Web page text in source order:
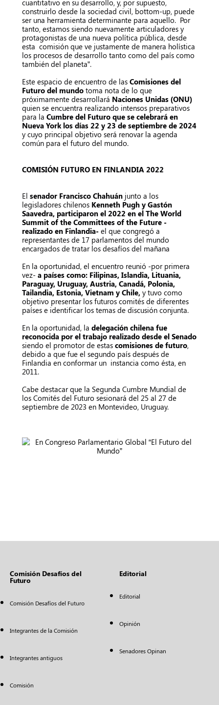
cuantitativo en su desarrollo, y, por supuesto,
construirlo desde la sociedad civil, bottom-up, puede
ser una herramienta determinante para aquello. Por
tanto, estamos siendo nuevamente articuladores y
protagonistas de una nueva política pública, desde
esta comisión que ve justamente de manera holística
los procesos de desarrollo tanto como del país como
también del planeta”.
Este espacio de encuentro de las Comisiones del
Futuro del mundo toma nota de lo que
próximamente desarrollará Naciones Unidas (ONU)
quien se encuentra realizando intensos preparativos
para la Cumbre del Futuro que se celebrará en
Nueva York los días 22 y 23 de septiembre de 2024
y cuyo principal objetivo será renovar la agenda
común para el futuro del mundo.
COMISIÓN FUTURO EN FINLANDIA 2022
El senador Francisco Chahuán junto a los
legisladores chilenos Kenneth Pugh y Gastón
Saavedra, participaron el 2022 en el The World
Summit of the Committees of the Future -
realizado en Finlandia- el que congregó a
representantes de 17 parlamentos del mundo
encargados de tratar los desafíos del mañana
En la oportunidad, el encuentro reunió -por primera
vez- a países como: Filipinas, Islandia, Lituania,
Paraguay, Uruguay, Austria, Canadá, Polonia,
Tailandia, Estonia, Vietnam y Chile, y tuvo como
objetivo presentar los futuros comités de diferentes
países e identificar los temas de discusión conjunta.
En la oportunidad, la delegación chilena fue
reconocida por el trabajo realizado desde el Senado
siendo el promotor de estas comisiones de futuro,
debido a que fue el segundo país después de
Finlandia en conformar un instancia como ésta, en
2011.
Cabe destacar que la Segunda Cumbre Mundial de
los Comités del Futuro sesionará del 25 al 27 de
septiembre de 2023 en Montevideo, Uruguay.
Comisión Desafíos del
Futuro
Comisión Desafíos del Futuro
Integrantes de la Comisión
Integrantes antiguos
Comisión
Editorial
Editorial
Opinión
Senadores Opinan